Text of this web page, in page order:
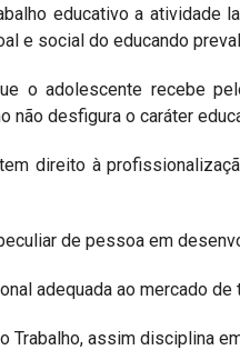
educativo a atividade
e social do educando
o adolescente recebe
não desfigura o caráter
direito à
de pessoa em
adequada ao mercado de
Trabalho, assim disciplina